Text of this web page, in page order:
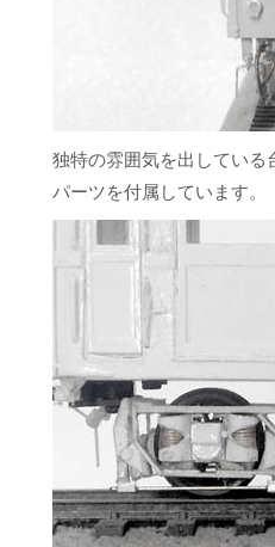
独特の雰囲気を出している
パーツを付属しています。